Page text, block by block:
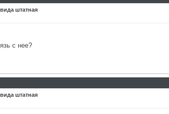
штатная
с нее?
штатная